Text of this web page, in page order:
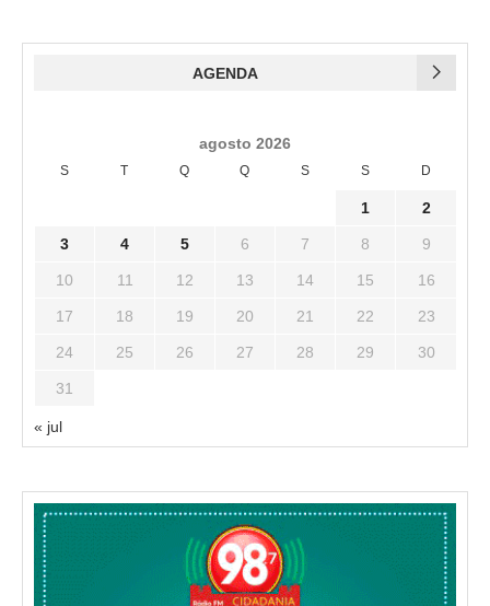
AGENDA
agosto 2026
S T Q Q S S D
1 2
3 4 5 6 7 8 9
10 11 12 13 14 15 16
17 18 19 20 21 22 23
24 25 26 27 28 29 30
31
« jul